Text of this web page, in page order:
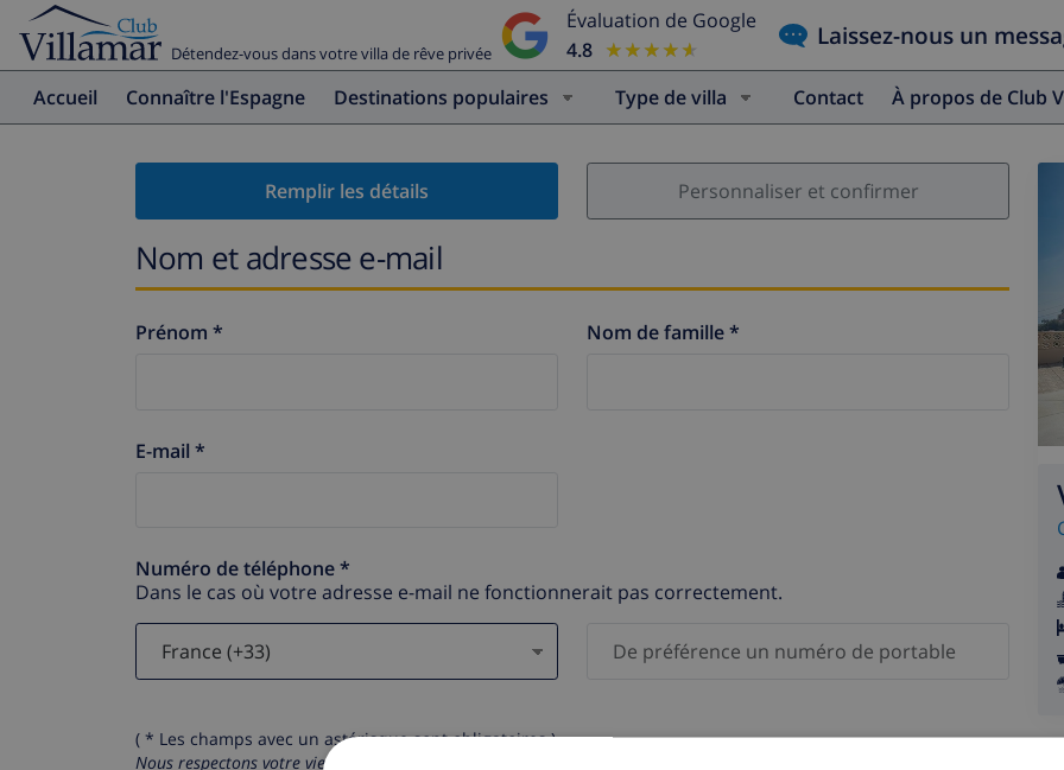
Détendez-vous dans votre villa de rêve privée
Évaluation de Google
4.8 ★★★★★
★★★★★ Laissez-nous un
Accueil Connaître l'Espagne Destinations populaires Type de villa Contact À propos de Club
Remplir les détails Personnaliser et confirmer
Nom et adresse e-mail
Prénom * Nom de famille *
E-mail *
Numéro de téléphone *
Dans le cas où votre adresse e-mail ne fonctionnerait pas correctement.
( * Les champs avec un astérisque sont obligatoires )
Nous respectons votre vie privée.